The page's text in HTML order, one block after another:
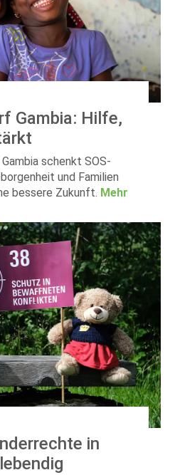
Gambia: Hilfe,
Gambia schenkt SOS-
und Familien
bessere Zukunft. Mehr
in